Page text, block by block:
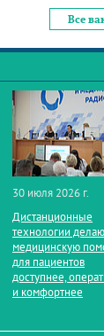
Все
30 июля 2026 г.
Дистанционные
технологии
медицинскую
для пациентов
доступнее,
и комфортнее